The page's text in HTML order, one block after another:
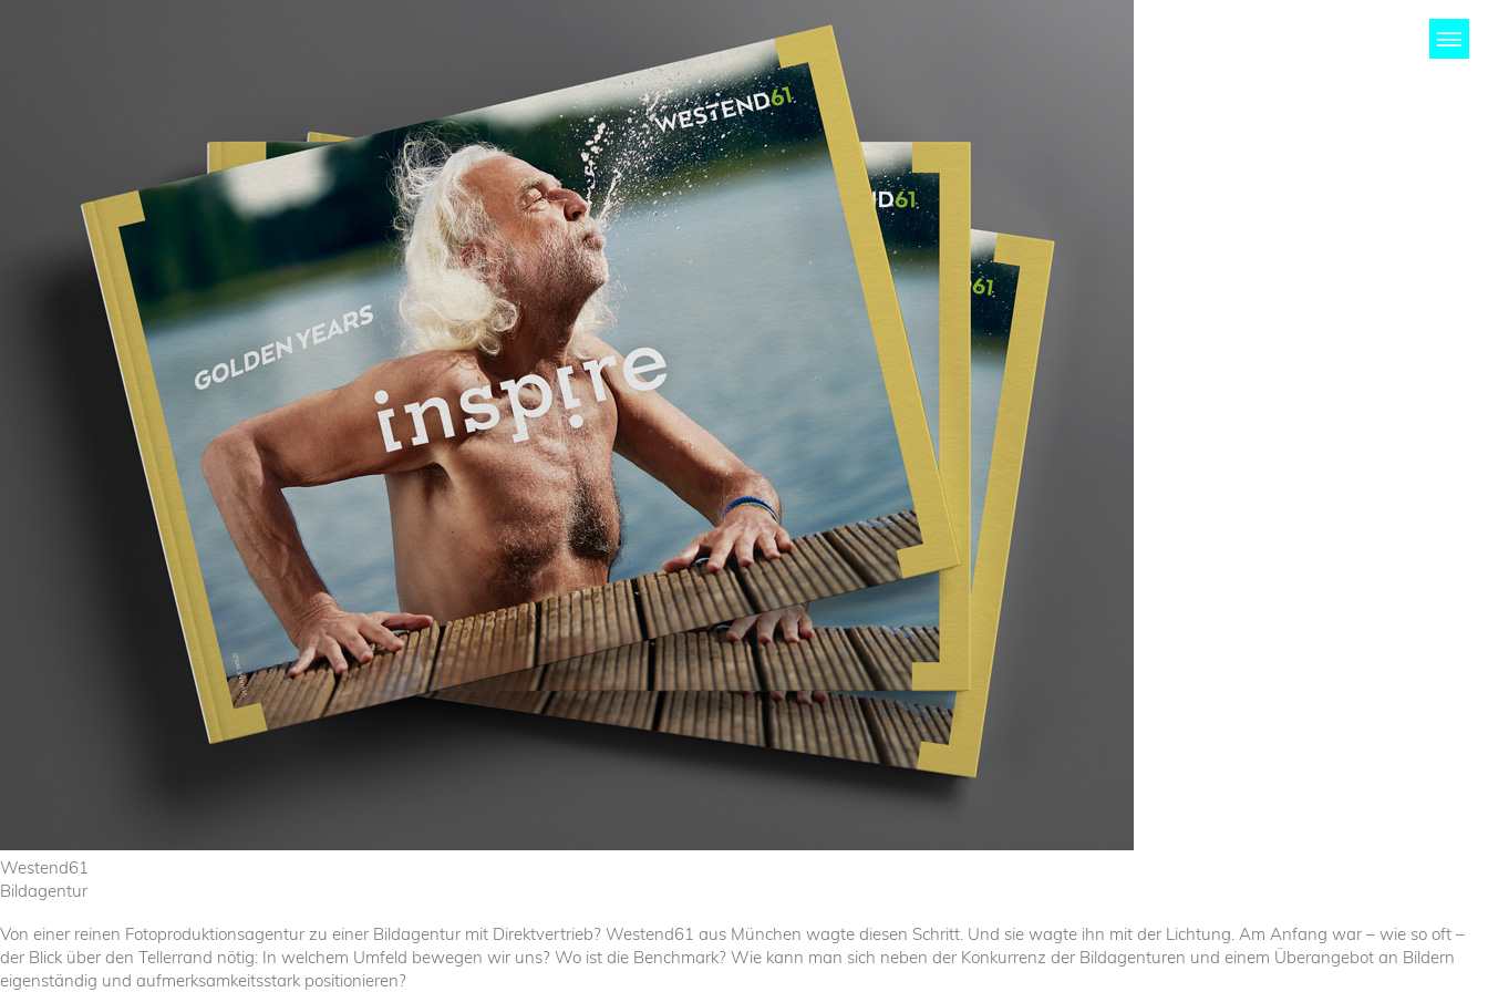
HOME LICHTUNG PROJEKTE KUNDEN
Westend61
Bildagentur
Von einer reinen Fotoproduktionsagentur zu einer Bildagentur mit Direktvertrieb? Westend61 aus München wagte diesen Schritt. Und sie wagte ihn mit der Lichtung. Am Anfang war – wie so oft –
der Blick über den Tellerrand nötig: In welchem Umfeld bewegen wir uns? Wo ist die Benchmark? Wie kann man sich neben der Konkurrenz der Bildagenturen und einem Überangebot an Bildern
eigenständig und aufmerksamkeitsstark positionieren?